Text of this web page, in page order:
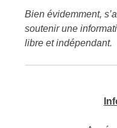
Bien évidemment,
soutenir une
libre et indépendant.